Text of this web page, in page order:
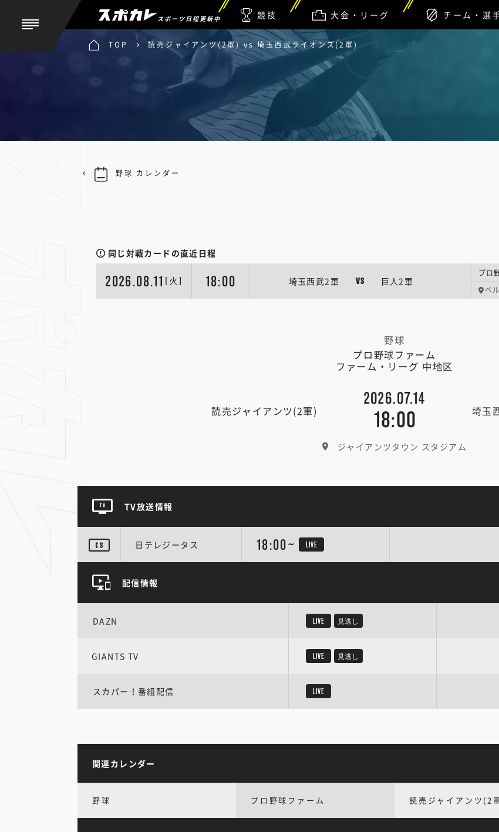
スポーツ日程更新中 競技 大会・リーグ チーム・選
TOP 読売ジャイアンツ(2軍) vs 埼玉西武ライオンズ(2軍)
同じ対戦カードの直近日程
2026.08.11 [火] 18:00 埼玉西武2軍 VS 巨人2軍
ベ
野球
プロ野球ファーム
ファーム・リーグ 中地区
読売ジャイアンツ(2軍)
2026.07.14
18:00 埼玉
ジャイアンツタウン スタジアム
野球 カレンダー
TV放送情報
日テレジータス 18:00~ LIVE
配信情報
DAZN LIVE 見逃し
GIANTS TV LIVE 見逃し
スカパー！番組配信 LIVE
関連カレンダー
野球 プロ野球ファーム 読売ジャイアンツ(2